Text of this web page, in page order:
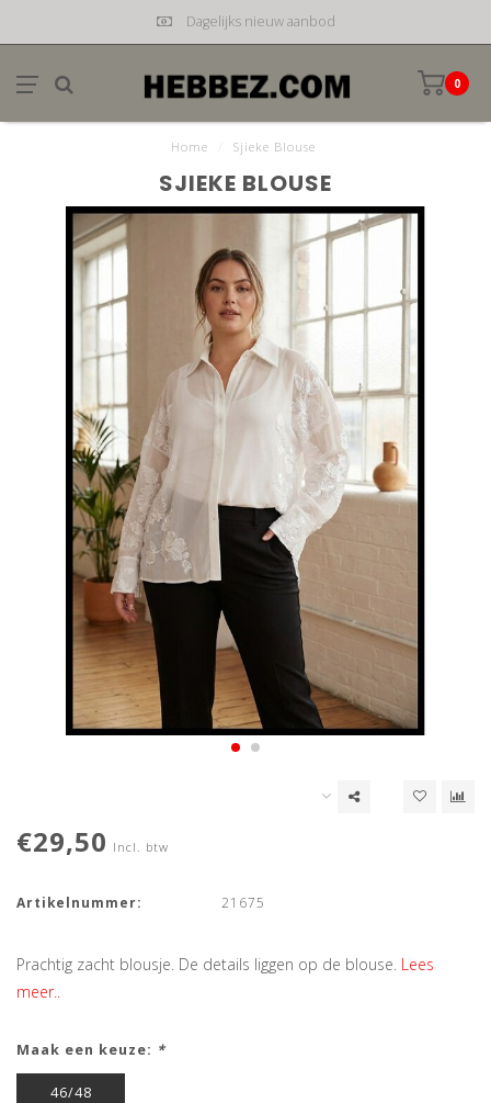
Dagelijks nieuw aanbod
0
Home Sjieke Blouse
SJIEKE BLOUSE
€29,50 Incl. btw
Artikelnummer: 21675
Prachtig zacht blousje. De details liggen op de blouse. Lees
meer..
Maak een keuze: *
46/48